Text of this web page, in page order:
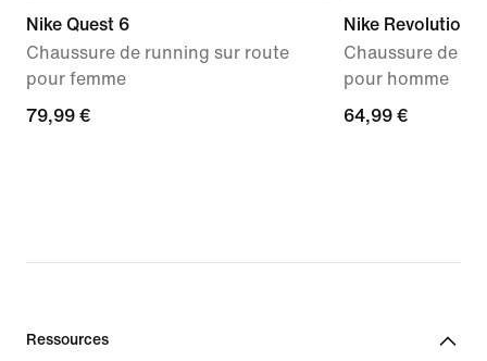
Nike Quest 6
Chaussure de running sur route
pour femme
79,99 €
79,99 €
Nike Revolution 8
Chaussure de
pour homme
64,99 €
64,99 €
Ressources